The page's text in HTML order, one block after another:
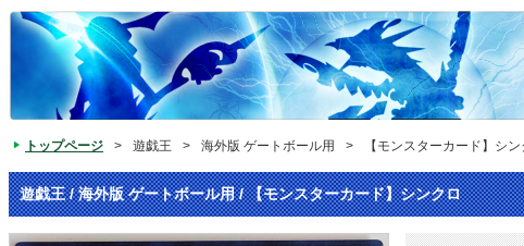
トップページ > 遊戯王 > 海外版 ゲートボール用 > 【モンスターカード】シン
遊戯王 / 海外版 ゲートボール用 / 【モンスターカード】シンクロ